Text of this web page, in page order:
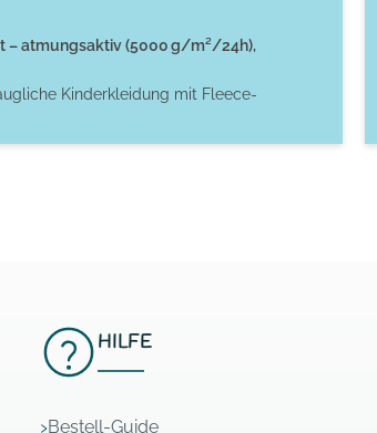
– atmungsaktiv (5000 g/m²/24h),
Kinderkleidung mit Fleece-
HILFE
Bestell-Guide